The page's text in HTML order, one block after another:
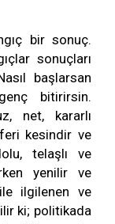
bir sonuç.
sonuçları
başlarsan
bitirirsin.
net, kararlı
kesindir ve
telaşlı ve
yenilir ve
ilgilenen ve
ki; politikada